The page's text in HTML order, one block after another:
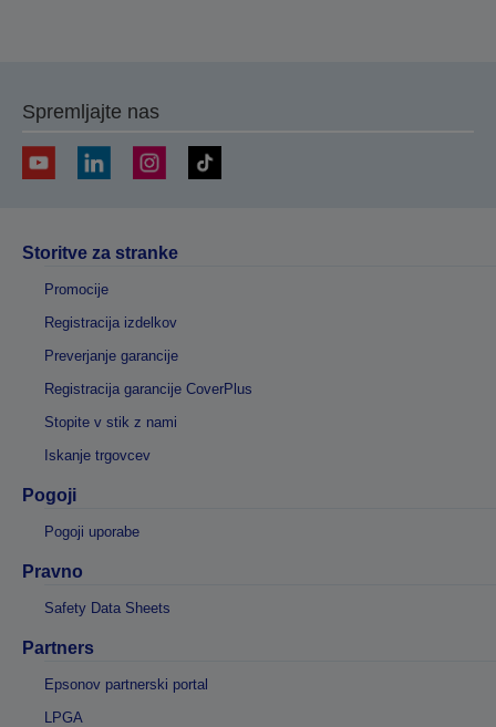
Spremljajte nas
Storitve za stranke
Promocije
Registracija izdelkov
Preverjanje garancije
Registracija garancije CoverPlus
Stopite v stik z nami
Iskanje trgovcev
Pogoji
Pogoji uporabe
Pravno
Safety Data Sheets
Partners
Epsonov partnerski portal
LPGA